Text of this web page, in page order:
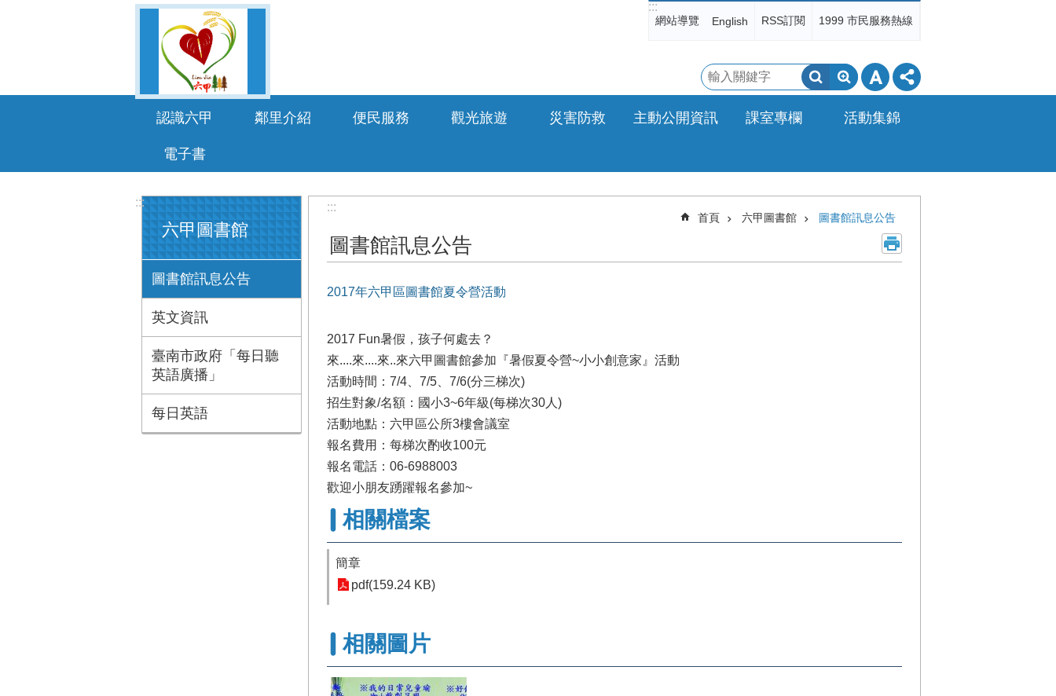
:::
網站導覽 English RSS訂閱 1999 市民服務熱線
搜
尋
認識六甲 鄰里介紹 便民服務 觀光旅遊 災害防救 主動公開資訊 課室專欄 活動集錦
電子書
:::
六甲圖書館
圖書館訊息公告
英文資訊
臺南市政府「每日聽
英語廣播」
每日英語
:::
首頁 六甲圖書館 圖書館訊息公告
圖書館訊息公告
2017年六甲區圖書館夏令營活動
2017 Fun暑假，孩子何處去？
來....來....來..來六甲圖書館參加『暑假夏令營~小小創意家』活動
活動時間：7/4、7/5、7/6(分三梯次)
招生對象/名額：國小3~6年級(每梯次30人)
活動地點：六甲區公所3樓會議室
報名費用：每梯次酌收100元
報名電話：06-6988003
歡迎小朋友踴躍報名參加~
相關檔案
簡章
pdf(159.24 KB)
相關圖片